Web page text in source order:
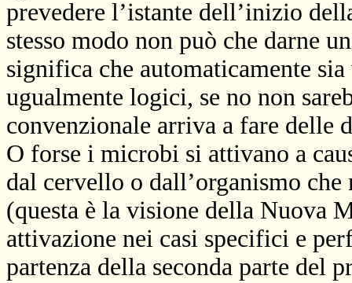
prevedere l’istante dell’inizio
stesso modo non può che darne
significa che automaticamente
ugualmente logici, se no non
convenzionale arriva a fare delle
O forse i microbi si attivano a
dal cervello o dall’organismo
(questa è la visione della Nuova
attivazione nei casi specifici e
partenza della seconda parte del